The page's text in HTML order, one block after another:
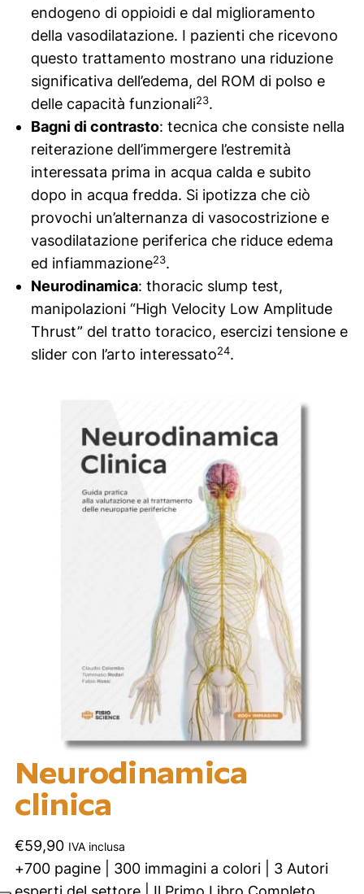
endogeno di oppioidi e dal miglioramento
della vasodilatazione. I pazienti che ricevono
questo trattamento mostrano una riduzione
significativa dell’edema, del ROM di polso e
delle capacità funzionali23.
Bagni di contrasto: tecnica che consiste nella
reiterazione dell’immergere l’estremità
interessata prima in acqua calda e subito
dopo in acqua fredda. Si ipotizza che ciò
provochi un’alternanza di vasocostrizione e
vasodilatazione periferica che riduce edema
ed infiammazione23.
Neurodinamica: thoracic slump test,
manipolazioni “High Velocity Low Amplitude
Thrust” del tratto toracico, esercizi tensione e
slider con l’arto interessato24.
Neurodinamica
clinica
€59,90 IVA inclusa
+700 pagine | 300 immagini a colori | 3 Autori